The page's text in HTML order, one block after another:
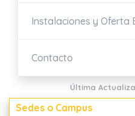
Instalaciones y Oferta
Contacto
Última
Sedes o Campus